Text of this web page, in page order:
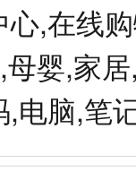
心,在线
婴,家
,电脑,笔